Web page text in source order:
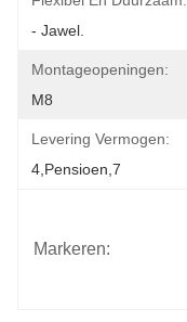
- Jawel.
Montageopeningen:
M8
Levering Vermogen:
4,pensioen,7
Markeren: